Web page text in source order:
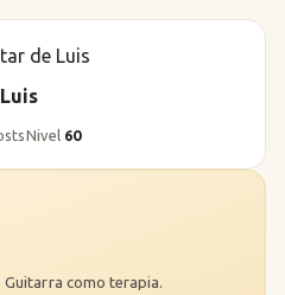
Luis
Nivel 60
como terapia.